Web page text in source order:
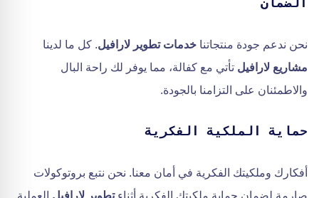
الضمان
نحن ندعم جودة منتجاتنا خدمات تطوير لارافيل. كل ما لدينا
مشاريع لارافيل تأتي مع كفالة، مما يوفر لك راحة البال
والاطمئنان على التزامنا بالجودة.
حماية الملكية الفكرية
أفكارك وملكيتك الفكرية في أمان معنا. نحن نتبع بروتوكولات
صارمة لضمان حماية ملكيتك الفكرية أثناءتطوير لارافيل العملية.